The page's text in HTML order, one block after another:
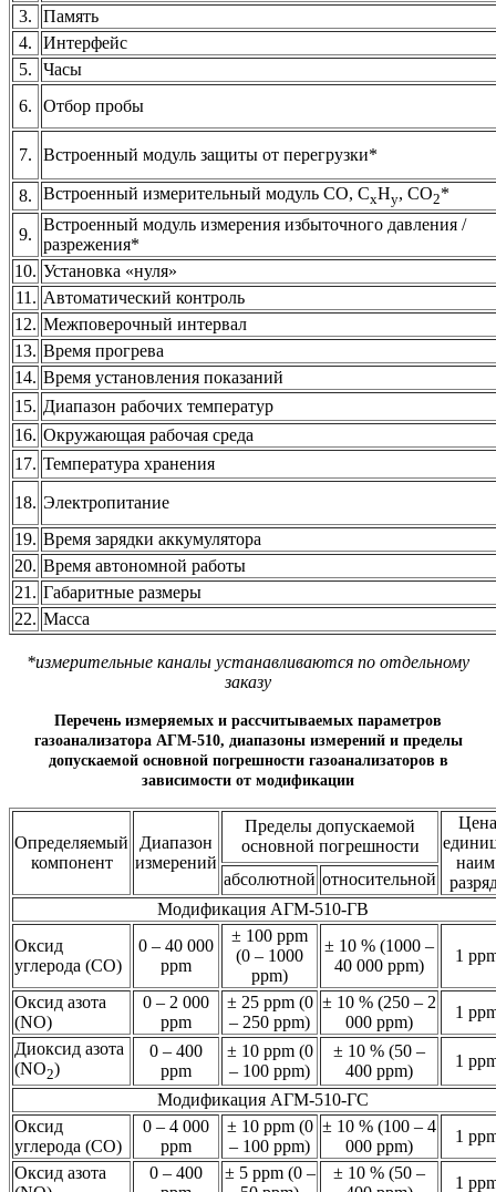
3.
Память
4.
Интерфейс
5.
Часы
6.
Отбор пробы
7. Встроенный модуль защиты от перегрузки*
8. Встроенный измерительный модуль CO, CxHy, CO2*
9.
Встроенный модуль измерения избыточного давления /
разрежения*
10. Установка «нуля»
11. Автоматический контроль
12. Межповерочный интервал
13. Время прогрева
14. Время установления показаний
15. Диапазон рабочих температур
16. Окружающая рабочая среда
17. Температура хранения
18. Электропитание
19. Время зарядки аккумулятора
20. Время автономной работы
21. Габаритные размеры
22. Масса
*измерительные каналы устанавливаются по отдельному
заказу
Перечень измеряемых и рассчитываемых параметров
газоанализатора АГМ-510, диапазоны измерений и пределы
допускаемой основной погрешности газоанализаторов в
зависимости от модификации
Определяемый
компонент
Диапазон
измерений
Пределы допускаемой
основной погрешности
Цена
абсолютной относительной
Модификация АГМ-510-ГВ
Оксид
углерода (CO)
0 – 40 000
ppm
± 100 ppm
(0 – 1000
ppm)
± 10 % (1000 –
40 000 ppm)
1
Оксид азота
(NO)
0 – 2 000
ppm
± 25 ppm (0
– 250 ppm)
± 10 % (250 – 2
000 ppm)
1
Диоксид азота
(NO2)
0 – 400
ppm
± 10 ppm (0
– 100 ppm)
± 10 % (50 –
400 ppm)
1
Модификация АГМ-510-ГС
Оксид
углерода (CO)
0 – 4 000
ppm
± 10 ppm (0
– 100 ppm)
± 10 % (100 – 4
000 ppm)
1
Оксид азота
0 – 400
± 5 ppm (0 –
± 10 % (50 –
1